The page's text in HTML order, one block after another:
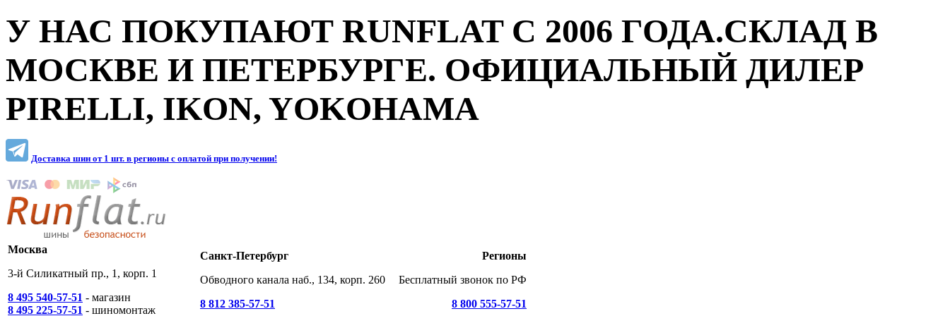
У НАС ПОКУПАЮТ RUNFLAT С 2006 ГОДА.СКЛАД В
МОСКВЕ И ПЕТЕРБУРГЕ. ОФИЦИАЛЬНЫЙ ДИЛЕР
PIRELLI, IKON, YOKOHAMA
Доставка шин от 1 шт. в регионы c оплатой при получении!
Москва
3-й Силикатный пр., 1, корп. 1
8 495 540-57-51 - магазин
8 495 225-57-51 - шиномонтаж
Санкт-Петербург
Обводного канала наб., 134, корп. 260
8 812 385-57-51
Регионы
Бесплатный звонок по РФ
8 800 555-57-51